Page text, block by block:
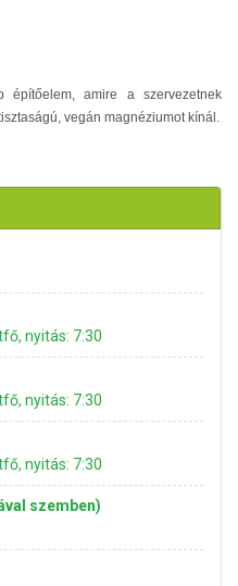
építőelem, amire a szervezetnek
vegán magnéziumot kínál.
nyitás: 7:30
nyitás: 7:30
nyitás: 7:30
szemben)